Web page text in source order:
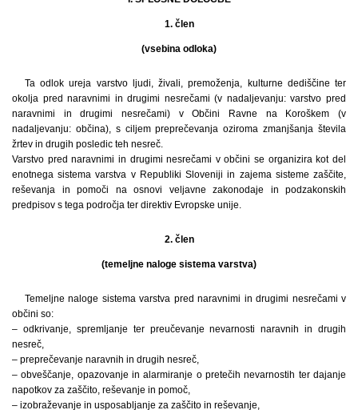
1. člen
(vsebina odloka)
Ta odlok ureja varstvo ljudi, živali, premoženja, kulturne dediščine ter
okolja pred naravnimi in drugimi nesrečami (v nadaljevanju: varstvo pred
naravnimi in drugimi nesrečami) v Občini Ravne na Koroškem (v
nadaljevanju: občina), s ciljem preprečevanja oziroma zmanjšanja števila
žrtev in drugih posledic teh nesreč.
Varstvo pred naravnimi in drugimi nesrečami v občini se organizira kot del
enotnega sistema varstva v Republiki Sloveniji in zajema sisteme zaščite,
reševanja in pomoči na osnovi veljavne zakonodaje in podzakonskih
predpisov s tega področja ter direktiv Evropske unije.
2. člen
(temeljne naloge sistema varstva)
Temeljne naloge sistema varstva pred naravnimi in drugimi nesrečami v
občini so:
– odkrivanje, spremljanje ter preučevanje nevarnosti naravnih in drugih
nesreč,
– preprečevanje naravnih in drugih nesreč,
– obveščanje, opazovanje in alarmiranje o pretečih nevarnostih ter dajanje
napotkov za zaščito, reševanje in pomoč,
– izobraževanje in usposabljanje za zaščito in reševanje,